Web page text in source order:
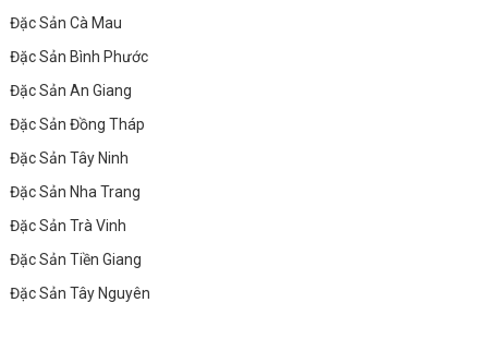
Đặc Sản Cà Mau
Đặc Sản Bình Phước
Đặc Sản An Giang
Đặc Sản Đồng Tháp
Đặc Sản Tây Ninh
Đặc Sản Nha Trang
Đặc Sản Trà Vinh
Đặc Sản Tiền Giang
Đặc Sản Tây Nguyên